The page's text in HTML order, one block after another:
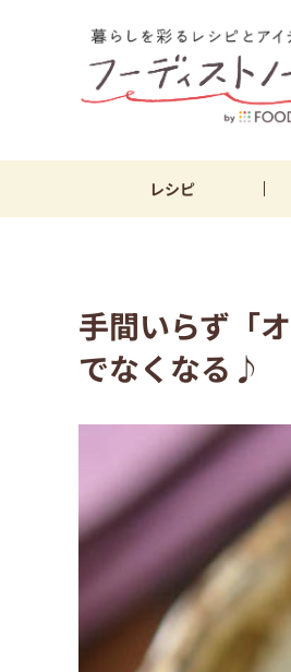
レシピ
手間いらず「
でなくなる♪